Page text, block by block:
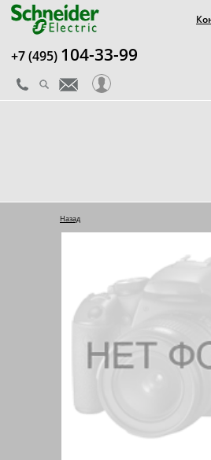
+7 (495) 104-33-99
Назад